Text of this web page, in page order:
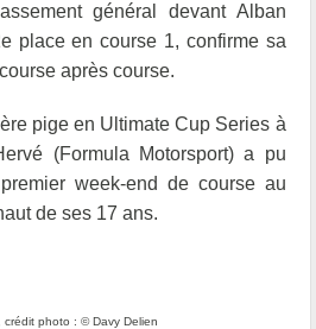
général devant Alban
place en course 1, confirme sa
après course.
pige en Ultimate Cup Series à
(Formula Motorsport) a pu
week-end de course au
de ses 17 ans.
crédit photo : © Davy Delien